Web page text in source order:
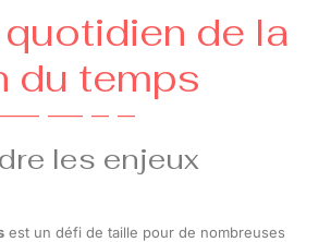
de la
du temps
les enjeux
est un défi de taille pour de nombreuses